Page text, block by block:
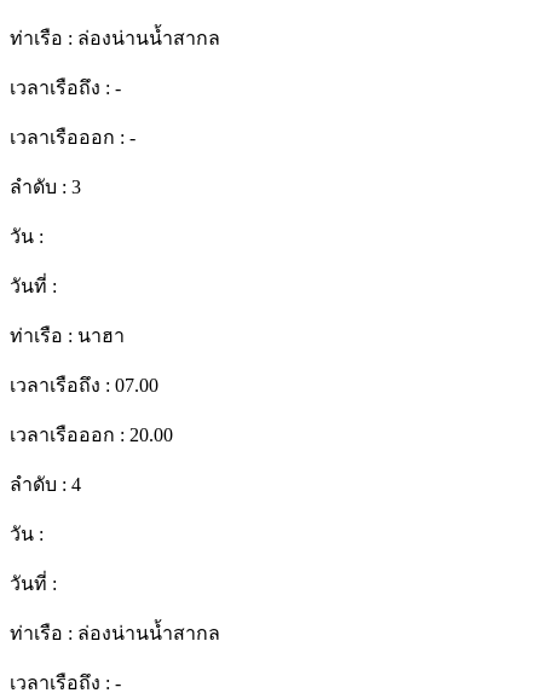
ท่าเรือ : ล่องน่านน้ำสากล
เวลาเรือถึง : -
เวลาเรือออก : -
ลำดับ : 3
วัน :
วันที่ :
ท่าเรือ : นาฮา
เวลาเรือถึง : 07.00
เวลาเรือออก : 20.00
ลำดับ : 4
วัน :
วันที่ :
ท่าเรือ : ล่องน่านน้ำสากล
เวลาเรือถึง : -